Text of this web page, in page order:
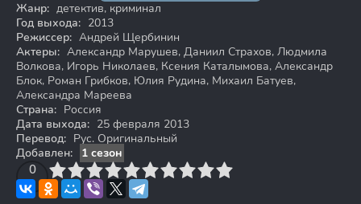
Жанр: детектив, криминал
Год выхода: 2013
Режиссер: Андрей Щербинин
Актеры: Александр Марушев, Даниил Страхов, Людмила
Волкова, Игорь Николаев, Ксения Каталымова, Александр
Блок, Роман Грибков, Юлия Рудина, Михаил Батуев,
Александра Мареева
Страна: Россия
Дата выхода: 25 февраля 2013
Перевод: Рус. Оригинальный
Добавлен:
1 сезон
0
4 6 7 8 9 10